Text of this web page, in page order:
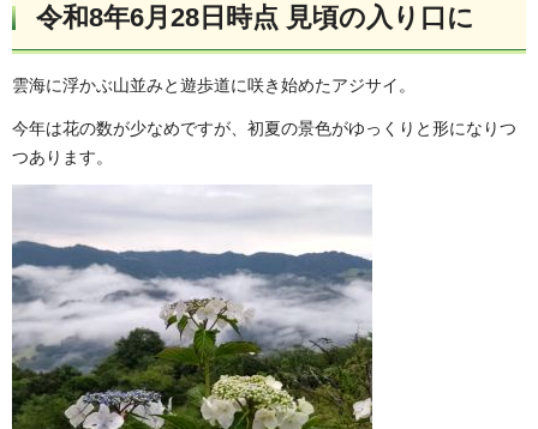
令和8年6月28日時点 見頃の入り口に
雲海に浮かぶ山並みと遊歩道に咲き始めたアジサイ。
今年は花の数が少なめですが、初夏の景色がゆっくりと形になりつ
つあります。